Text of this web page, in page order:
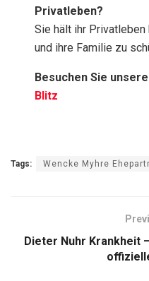
Privatleben?
Sie hält ihr
und ihre Familie zu
Besuchen Sie
Blitz
Tags: Wencke Myhre
Dieter Nuhr Krankheit